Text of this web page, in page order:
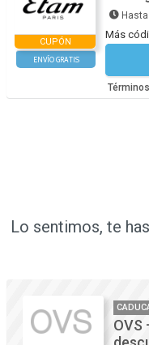
CUPÓN
ENVÍO GRATIS
Más
Lo sentimos, te
OVS